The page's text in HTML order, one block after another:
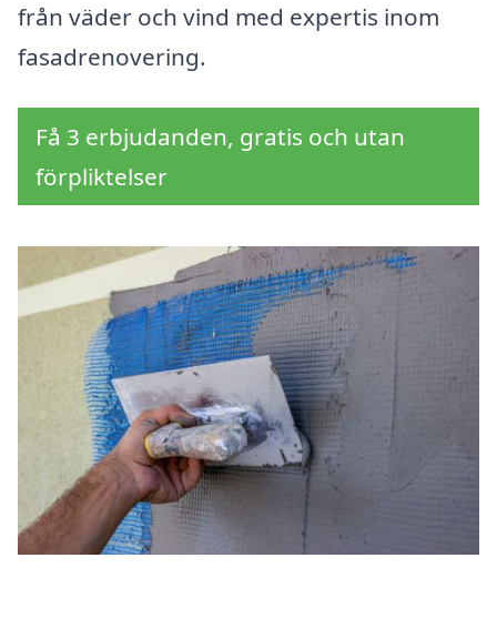
från väder och vind med expertis inom
fasadrenovering.
Få 3 erbjudanden, gratis och utan
förpliktelser